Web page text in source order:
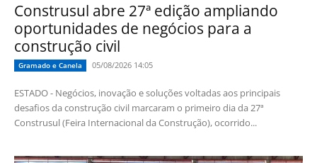
Construsul abre 27ª edição ampliando
oportunidades de negócios para a
construção civil
Gramado e Canela 05/08/2026 14:05
ESTADO - Negócios, inovação e soluções voltadas aos principais
desafios da construção civil marcaram o primeiro dia da 27ª
Construsul (Feira Internacional da Construção), ocorrido...